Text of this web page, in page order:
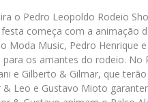
o Pedro Leopoldo Rodeio
começa com a animação
Moda Music, Pedro Henrique
os amantes do rodeio.
e Gilberto & Gilmar, que
& Leo e Gustavo Mioto